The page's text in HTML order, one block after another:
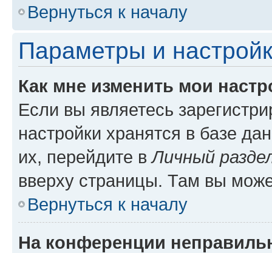
Вернуться к началу
Параметры и
Как мне изменить мои
Если вы являетесь
настройки хранятся в базе
их, перейдите вЛичный
вверху страницы. Там вы
Вернуться к началу
На конференции